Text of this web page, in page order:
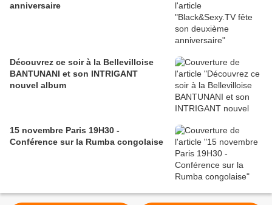
anniversaire
Découvrez ce soir à la Bellevilloise
BANTUNANI et son INTRIGANT
nouvel album
15 novembre Paris 19H30 -
Conférence sur la Rumba congolaise